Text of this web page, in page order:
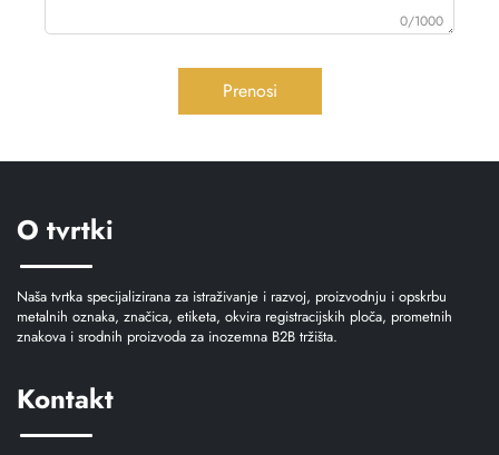
0/1000
Prenosi
O tvrtki
Naša tvrtka specijalizirana za istraživanje i razvoj, proizvodnju i opskrbu
metalnih oznaka, značica, etiketa, okvira registracijskih ploča, prometnih
znakova i srodnih proizvoda za inozemna B2B tržišta.
Kontakt